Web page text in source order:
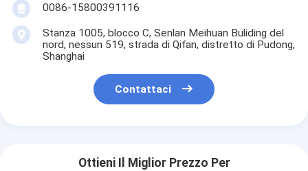
0086-15800391116
Stanza 1005, blocco C, Senlan Meihuan Buliding del
nord, nessun 519, strada di Qifan, distretto di Pudong,
Shanghai
Contattaci
Ottieni Il Miglior Prezzo Per